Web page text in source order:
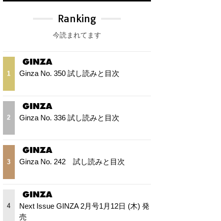
Ranking
今読まれてます
1 Ginza No. 350 試し読みと目次
2 Ginza No. 336 試し読みと目次
3 Ginza No. 242 試し読みと目次
4
Next Issue GINZA 2月号1月12日 (木) 発
売